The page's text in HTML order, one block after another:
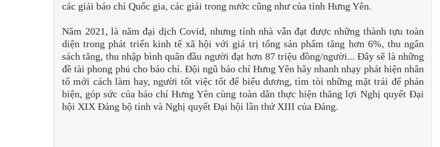
các giải báo chí Quốc gia, các giải trong nước cũng như của tỉnh Hưng Yên.
Năm 2021, là năm đại dịch Covid, nhưng tỉnh nhà vẫn đạt được những thành tựu toàn
diện trong phát triển kinh tế xã hội với giá trị tổng sản phẩm tăng hơn 6%, thu ngân
sách tăng, thu nhập bình quân đầu người đạt hơn 87 triệu đồng/người... Đây sẽ là những
đề tài phong phú cho báo chí. Đội ngũ báo chí Hưng Yên hãy nhanh nhạy phát hiện nhân
tố mới cách làm hay, người tốt việc tốt để biểu dương, tìm tòi những mặt trái để phản
biện, góp sức của báo chí Hưng Yên cùng toàn dân thực hiện thăng lợi Nghị quyết Đại
hội XIX Đảng bộ tỉnh và Nghị quyết Đại hội lần thứ XIII của Đảng.